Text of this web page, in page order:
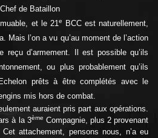
de Bataillon
et le 21e
BCC est naturellement,
Mais l’on a vu qu’au moment de l’action
reçu d’armement. Il est possible qu’ils
ou plus probablement qu’ils
prêts à être complétés avec le
mis hors de combat.
auraient pris part aux opérations.
à la 3ème Compagnie, plus 2 provenant
attachement, pensons nous, n’a eu